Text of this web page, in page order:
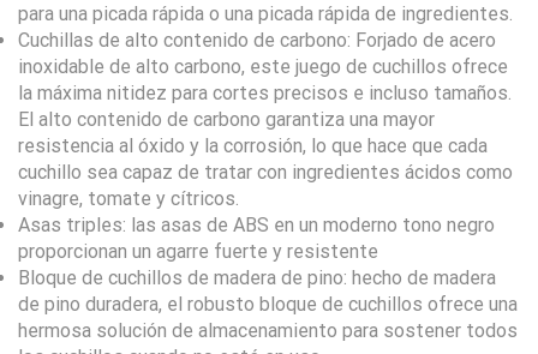
para una picada rápida o una picada rápida de ingredientes.
Cuchillas de alto contenido de carbono: Forjado de acero
inoxidable de alto carbono, este juego de cuchillos ofrece
la máxima nitidez para cortes precisos e incluso tamaños.
El alto contenido de carbono garantiza una mayor
resistencia al óxido y la corrosión, lo que hace que cada
cuchillo sea capaz de tratar con ingredientes ácidos como
vinagre, tomate y cítricos.
Asas triples: las asas de ABS en un moderno tono negro
proporcionan un agarre fuerte y resistente
Bloque de cuchillos de madera de pino: hecho de madera
de pino duradera, el robusto bloque de cuchillos ofrece una
hermosa solución de almacenamiento para sostener todos